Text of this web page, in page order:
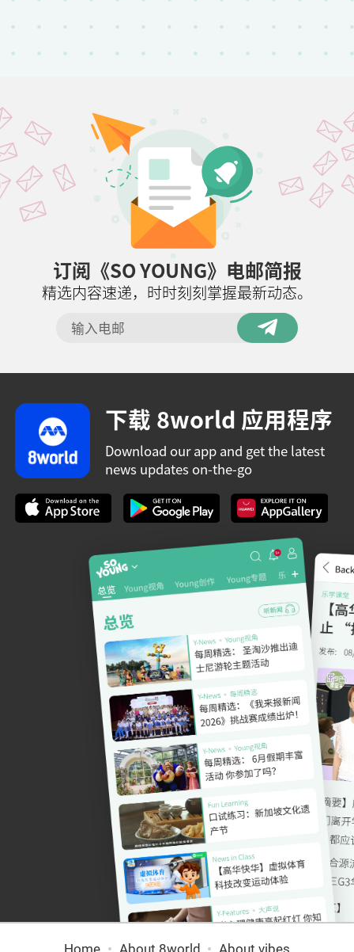
订阅《SO YOUNG》电邮简报
精选内容速递，时时刻刻掌握最新动态。
下载 8world 应用程序
Download our app and get the latest
news updates on-the-go
Home About 8world About vibes